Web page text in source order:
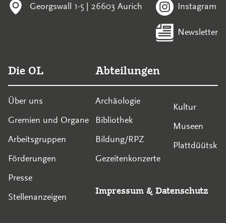
Georgswall 1-5 | 26603 Aurich Instagram
Newsletter
Die OL
Über uns
Gremien und Organe
Arbeitsgruppen
Förderungen
Presse
Stellenanzeigen
Abteilungen
Archäologie
Bibliothek
Bildung/RPZ
Gezeitenkonzerte
Kultur
Museen
Plattdüütsk
Impressum & Datenschutz